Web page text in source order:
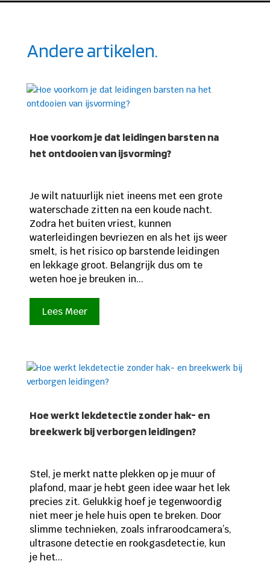
Andere artikelen.
Hoe voorkom je dat leidingen barsten na
het ontdooien van ijsvorming?
Je wilt natuurlijk niet ineens met een grote
waterschade zitten na een koude nacht.
Zodra het buiten vriest, kunnen
waterleidingen bevriezen en als het ijs weer
smelt, is het risico op barstende leidingen
en lekkage groot. Belangrijk dus om te
weten hoe je breuken in...
Lees Meer
Hoe werkt lekdetectie zonder hak- en
breekwerk bij verborgen leidingen?
Stel, je merkt natte plekken op je muur of
plafond, maar je hebt geen idee waar het lek
precies zit. Gelukkig hoef je tegenwoordig
niet meer je hele huis open te breken. Door
slimme technieken, zoals infraroodcamera’s,
ultrasone detectie en rookgasdetectie, kun
je het...